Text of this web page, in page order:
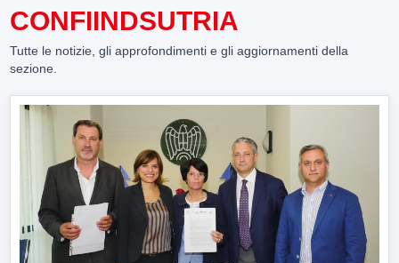
CONFIINDSUTRIA
Tutte le notizie, gli approfondimenti e gli aggiornamenti della
sezione.